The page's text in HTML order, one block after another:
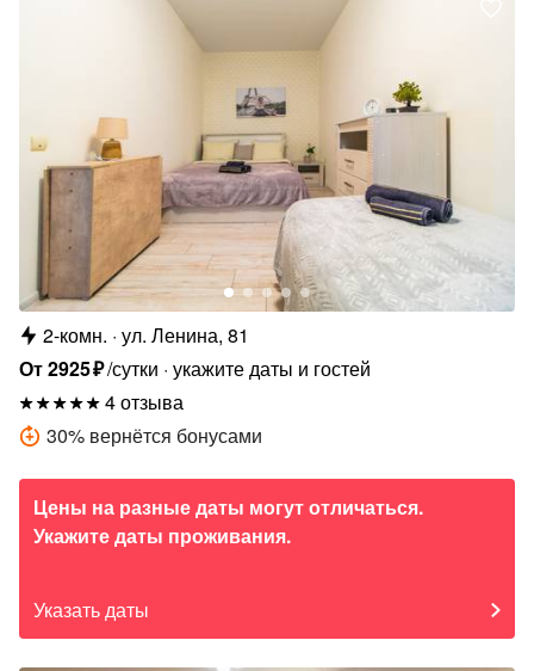
2-комн. ул. Ленина, 81
От2925₽/сутки укажите даты и гостей
4 отзыва
30% вернётся бонусами
Цены на разные даты могут отличаться.
Укажите даты проживания.
Указать даты